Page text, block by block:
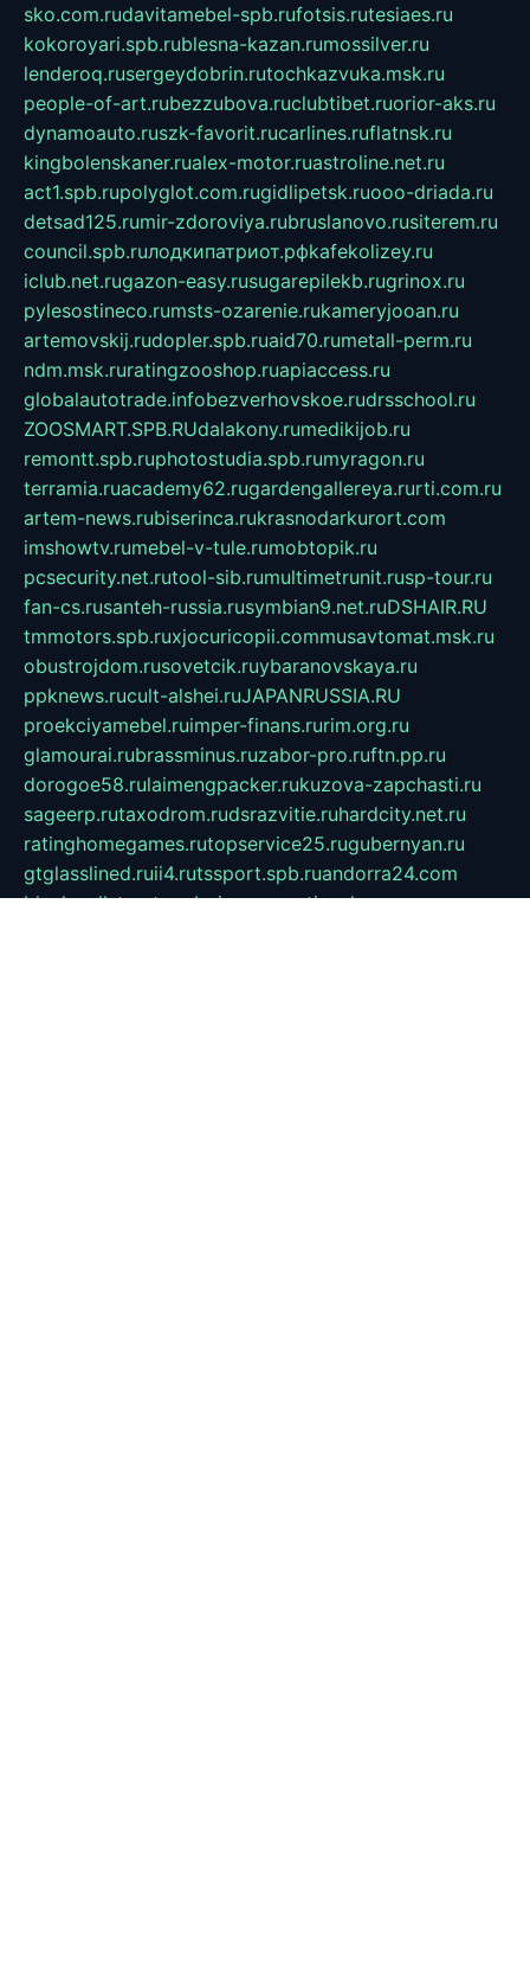
sko.com.rudavitamebel-spb.rufotsis.rutesiaes.ru
kokoroyari.spb.rublesna-kazan.rumossilver.ru
lenderoq.rusergeydobrin.rutochkazvuka.msk.ru
people-of-art.rubezzubova.ruclubtibet.ruorior-aks.ru
dynamoauto.ruszk-favorit.rucarlines.ruflatnsk.ru
kingbolenskaner.rualex-motor.ruastroline.net.ru
act1.spb.rupolyglot.com.rugidlipetsk.ruooo-driada.ru
detsad125.rumir-zdoroviya.rubruslanovo.rusiterem.ru
council.spb.ruлодкипатриот.рфkafekolizey.ru
iclub.net.rugazon-easy.rusugarepilekb.rugrinox.ru
pylesostineco.rumsts-ozarenie.rukameryjooan.ru
artemovskij.rudopler.spb.ruaid70.rumetall-perm.ru
ndm.msk.ruratingzooshop.ruapiaccess.ru
globalautotrade.infobezverhovskoe.rudrsschool.ru
ZOOSMART.SPB.RUdalakony.rumedikijob.ru
remontt.spb.ruphotostudia.spb.rumyragon.ru
terramia.ruacademy62.rugardengallereya.rurti.com.ru
artem-news.rubiserinca.rukrasnodarkurort.com
imshowtv.rumebel-v-tule.rumobtopik.ru
pcsecurity.net.rutool-sib.rumultimetrunit.rusp-tour.ru
fan-cs.rusanteh-russia.rusymbian9.net.ruDSHAIR.RU
tmmotors.spb.ruxjocuricopii.commusavtomat.msk.ru
obustrojdom.rusovetcik.ruybaranovskaya.ru
ppknews.rucult-alshei.ruJAPANRUSSIA.RU
proekciyamebel.ruimper-finans.rurim.org.ru
glamourai.rubrassminus.ruzabor-pro.ruftn.pp.ru
dorogoe58.rulaimengpacker.rukuzova-zapchasti.ru
sageerp.rutaxodrom.rudsrazvitie.ruhardcity.net.ru
ratinghomegames.rutopservice25.rugubernyan.ru
gtglasslined.ruii4.rutssport.spb.ruandorra24.com
blackwallstreet.ruoboimos.ruoptim-doors.com.ru